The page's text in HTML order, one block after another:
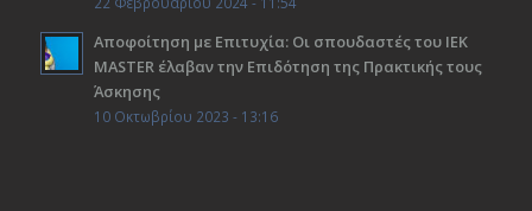
Αποφοίτηση με Επιτυχία: Οι σπουδαστές του ΙΕΚ
ΜΑSTER έλαβαν την Επιδότηση της Πρακτικής τους
Άσκησης
10 Οκτωβρίου 2023 - 13:16